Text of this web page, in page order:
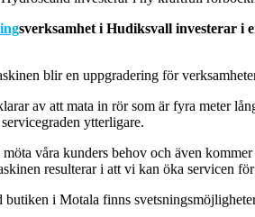
sverksamhet i Hudiksvall investerar i
blir en uppgradering för
av att mata in rör som är fyra meter
ytterligare.
våra kunders behov och även
resulterar i att vi kan öka servicen
butiken i Motala finns